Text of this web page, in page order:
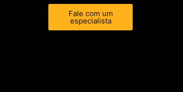
Fale com um
especialista